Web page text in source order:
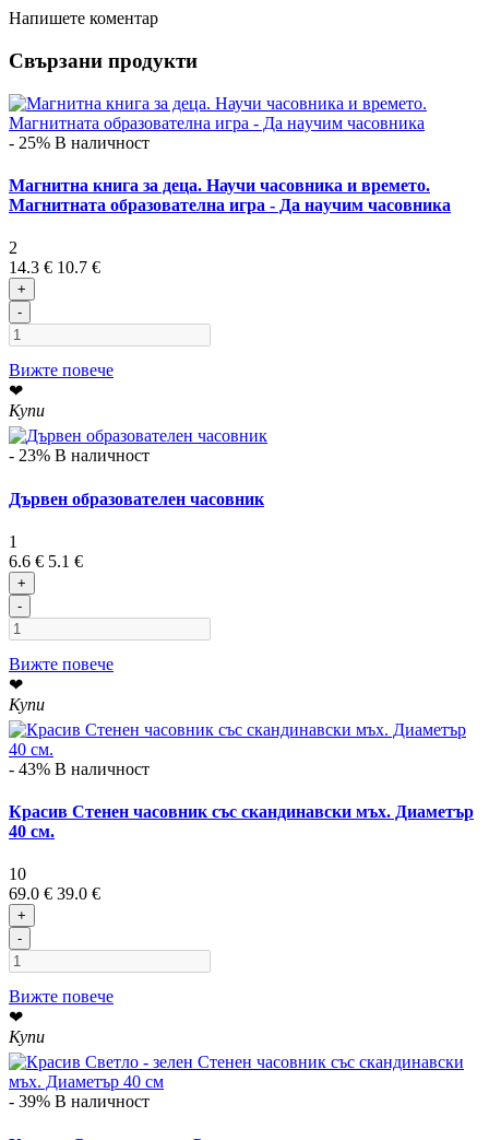
Напишете коментар
Свързани продукти
- 25% В наличност
Магнитна книга за деца. Научи часовника и времето.
Maгнитнaтa oбpaзoвaтeлнa игpa - Дa нayчим чacoвниĸa
2
14.3 € 10.7 €
+
-
Вижте повече
❤
Купи
- 23% В наличност
Дървен образователен часовник
1
6.6 € 5.1 €
+
-
Вижте повече
❤
Купи
- 43% В наличност
Красив Стенен часовник със скандинавски мъх. Диаметър
40 см.
10
69.0 € 39.0 €
+
-
Вижте повече
❤
Купи
- 39% В наличност